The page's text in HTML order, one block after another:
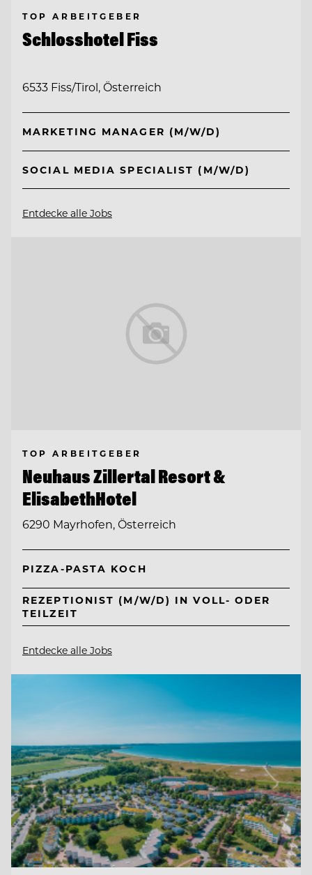
TOP ARBEITGEBER
Schlosshotel Fiss
6533 Fiss/Tirol, Österreich
MARKETING MANAGER (M/W/D)
SOCIAL MEDIA SPECIALIST (M/W/D)
Entdecke alle Jobs
TOP ARBEITGEBER
Neuhaus Zillertal Resort &
ElisabethHotel
6290 Mayrhofen, Österreich
PIZZA-PASTA KOCH
REZEPTIONIST (M/W/D) IN VOLL- ODER
TEILZEIT
Entdecke alle Jobs